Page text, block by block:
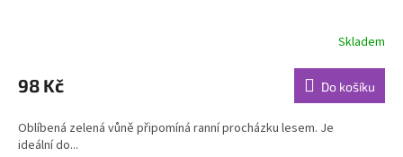
produktu
je
z
5
Skladem
98 Kč Do košíku
Oblíbená zelená vůně připomíná ranní procházku lesem. Je
ideální do...